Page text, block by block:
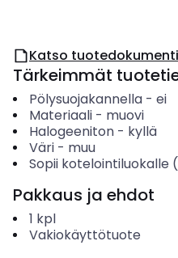
Katso
Tärkeimmät
Pölysuojakannella- ei
Materiaali- muovi
Halogeeniton- kyllä
Väri- muu
Sopii kotelointiluokalle
Pakkaus ja ehdot
1 kpl
Vakiokäyttötuote